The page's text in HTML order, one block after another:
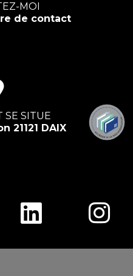
MOI
de contact
SE SITUE
21121 DAIX